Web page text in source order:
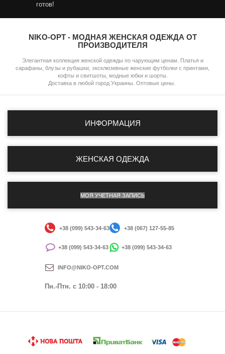
готов!
NIKO-OPT - МОДНАЯ ЖЕНСКАЯ ОДЕЖДА ОТ
ПРОИЗВОДИТЕЛЯ
Элегантная коллекция женской одежды по чарующим ценам. Платья и
сарафаны, блузы и рубашки, эксклюзивные женские футболки с принтами,
кофты и свитшоты, модные юбки и шорты.
Доставка в любой город Украины. Оптовые цены.
ИНФОРМАЦИЯ
ЖЕНСКАЯ ОДЕЖДА
МОЯ УЧЕТНАЯ ЗАПИСЬ
+38 (099) 543-34-63 +38 (067) 127-55-85
+38 (099) 543-34-63 +38 (099) 543-34-63
INFO@NIKO-OPT.COM
Пн.-Птн. c 10:00 - 18:00